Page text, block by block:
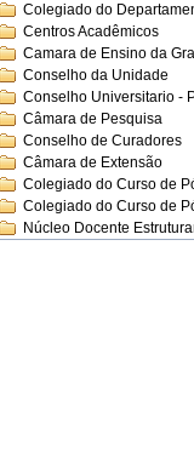
Colegiado do
Centros Acadêmicos
Camara de Ensino da
Conselho da Unidade
Conselho Universitario -
Câmara de Pesquisa
Conselho de Curadores
Câmara de Extensão
Colegiado do Curso de
Colegiado do Curso de
Núcleo Docente